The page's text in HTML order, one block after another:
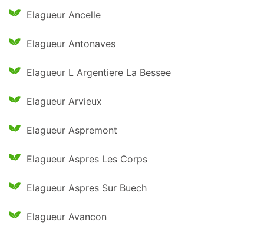
Elagueur Ancelle
Elagueur Antonaves
Elagueur L Argentiere La Bessee
Elagueur Arvieux
Elagueur Aspremont
Elagueur Aspres Les Corps
Elagueur Aspres Sur Buech
Elagueur Avancon